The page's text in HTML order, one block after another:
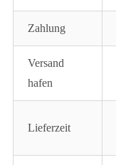
Zahlung
Versand
hafen
Lieferzeit